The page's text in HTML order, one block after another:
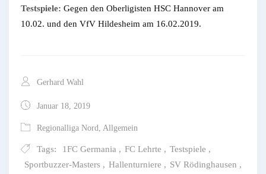
Testspiele: Gegen den Oberligisten HSC Hannover am
10.02. und den VfV Hildesheim am 16.02.2019.
Gerhard Wahl
Januar 18, 2019
Regionalliga Nord Allgemein
Tags: 1FC Germania , FC Lehrte , Testspiele ,
Sportbuzzer-Masters , Hallenturniere , SV Rödinghausen ,